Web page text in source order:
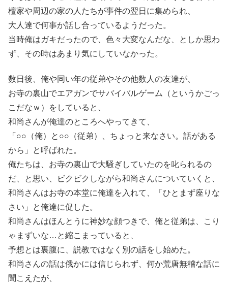
檀家や周辺の家の人たちが事件の翌日に集められ、
大人達で何事か話し合っているようだった。
当時俺はガキだったので、色々大変なんだな、としか思わ
ず、その時はあまり気にしていなかった。
数日後、俺や同い年の従弟やその他数人の友達が、
お寺の裏山でエアガンでサバイバルゲーム（というかごっ
こだなｗ）をしていると、
和尚さんが俺達のところへやってきて、
「○○（俺）と○○（従弟）、ちょっと来なさい。話がある
から」と呼ばれた。
俺たちは、お寺の裏山で大騒ぎしていたのを叱られるの
だ、と思い、ビクビクしながら和尚さんについていくと、
和尚さんはお寺の本堂に俺達を入れて、「ひとまず座りな
さい」と俺達に促した。
和尚さんはほんとうに神妙な顔つきで、俺と従弟は、こり
ゃまずいな…と縮こまっていると、
予想とは裏腹に、説教ではなく別の話をし始めた。
和尚さんの話は俄かには信じられず、何か荒唐無稽な話に
聞こえたが、